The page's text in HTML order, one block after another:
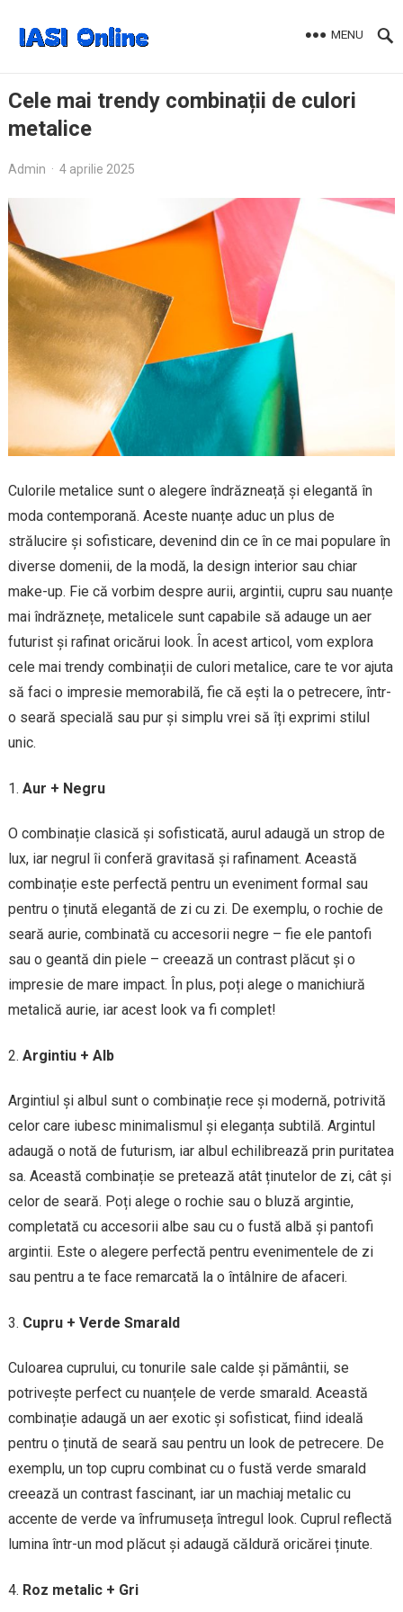
MENU
Cele mai trendy combinații de culori
metalice
Admin · 4 aprilie 2025
Culorile metalice sunt o alegere îndrăzneață și elegantă în
moda contemporană. Aceste nuanțe aduc un plus de
strălucire și sofisticare, devenind din ce în ce mai populare în
diverse domenii, de la modă, la design interior sau chiar
make-up. Fie că vorbim despre aurii, argintii, cupru sau nuanțe
mai îndrăznețe, metalicele sunt capabile să adauge un aer
futurist și rafinat oricărui look. În acest articol, vom explora
cele mai trendy combinații de culori metalice, care te vor ajuta
să faci o impresie memorabilă, fie că ești la o petrecere, într-
o seară specială sau pur și simplu vrei să îți exprimi stilul
unic.
Aur + Negru
O combinație clasică și sofisticată, aurul adaugă un strop de
lux, iar negrul îi conferă gravitasă și rafinament. Această
combinație este perfectă pentru un eveniment formal sau
pentru o ținută elegantă de zi cu zi. De exemplu, o rochie de
seară aurie, combinată cu accesorii negre – fie ele pantofi
sau o geantă din piele – creează un contrast plăcut și o
impresie de mare impact. În plus, poți alege o manichiură
metalică aurie, iar acest look va fi complet!
Argintiu + Alb
Argintiul și albul sunt o combinație rece și modernă, potrivită
celor care iubesc minimalismul și eleganța subtilă. Argintul
adaugă o notă de futurism, iar albul echilibrează prin puritatea
sa. Această combinație se pretează atât ținutelor de zi, cât și
celor de seară. Poți alege o rochie sau o bluză argintie,
completată cu accesorii albe sau cu o fustă albă și pantofi
argintii. Este o alegere perfectă pentru evenimentele de zi
sau pentru a te face remarcată la o întâlnire de afaceri.
Cupru + Verde Smarald
Culoarea cuprului, cu tonurile sale calde și pământii, se
potrivește perfect cu nuanțele de verde smarald. Această
combinație adaugă un aer exotic și sofisticat, fiind ideală
pentru o ținută de seară sau pentru un look de petrecere. De
exemplu, un top cupru combinat cu o fustă verde smarald
creează un contrast fascinant, iar un machiaj metalic cu
accente de verde va înfrumuseța întregul look. Cuprul reflectă
lumina într-un mod plăcut și adaugă căldură oricărei ținute.
Roz metalic + Gri